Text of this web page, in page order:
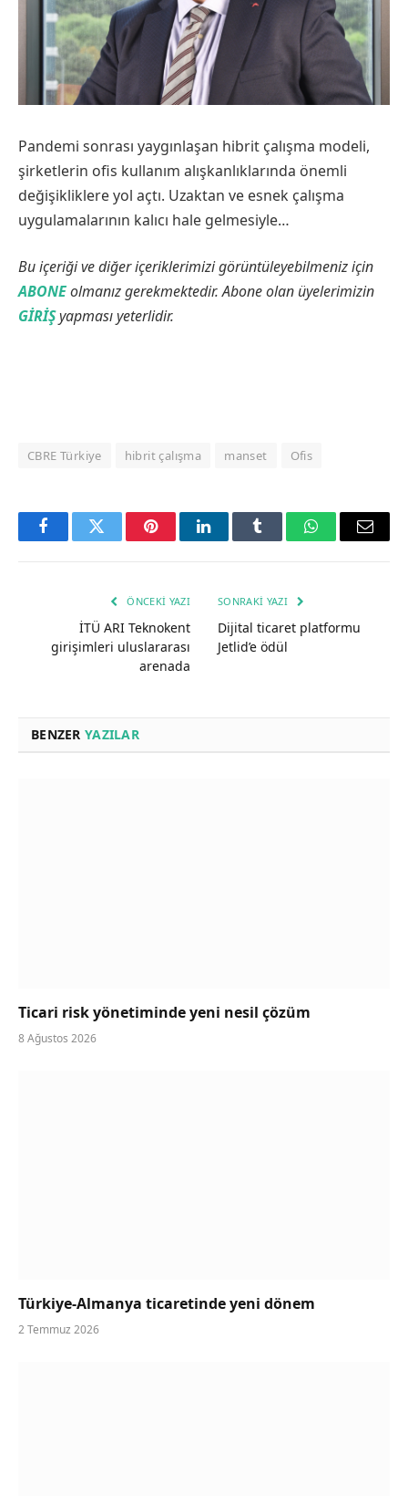
Pandemi sonrası yaygınlaşan hibrit çalışma modeli,
şirketlerin ofis kullanım alışkanlıklarında önemli
değişikliklere yol açtı. Uzaktan ve esnek çalışma
uygulamalarının kalıcı hale gelmesiyle…
Bu içeriği ve diğer içeriklerimizi görüntüleyebilmeniz için
ABONEolmanız gerekmektedir. Abone olan üyelerimizin
GİRİŞyapması yeterlidir.
CBRE Türkiye hibrit çalışma manset Ofis
FacebookTwitter PinterestLinkedInTumblr WhatsAppEmail
ÖNCEKI YAZI
İTÜ ARI Teknokent
girişimleri uluslararası
arenada
SONRAKI YAZI
Dijital ticaret platformu
Jetlid’e ödül
BENZER YAZILAR
Ticari risk yönetiminde yeni nesil çözüm
8 Ağustos 2026
Türkiye-Almanya ticaretinde yeni dönem
2 Temmuz 2026